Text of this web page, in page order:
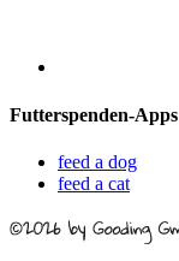
Futterspenden-Apps
feed a dog
feed a cat